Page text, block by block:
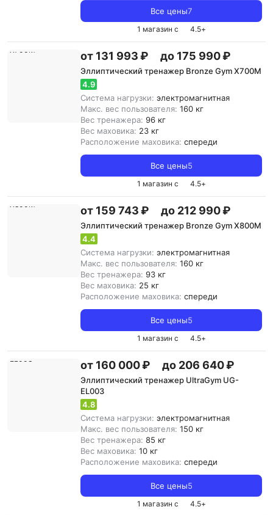
Все цены7
1 магазин с 4.5+
от 131 993 ₽ до 175 990 ₽
Эллиптический тренажер Bronze Gym X700M
4.9
Система нагрузки: электромагнитная
Макс. вес пользователя: 160 кг
Вес тренажера: 96 кг
Вес маховика: 23 кг
Расположение маховика: спереди
Все цены5
1 магазин с 4.5+
от 159 743 ₽ до 212 990 ₽
Эллиптический тренажер Bronze Gym X800M
4.4
Система нагрузки: электромагнитная
Макс. вес пользователя: 160 кг
Вес тренажера: 93 кг
Вес маховика: 25 кг
Расположение маховика: спереди
Все цены5
1 магазин с 4.5+
от 160 000 ₽ до 206 640 ₽
Эллиптический тренажер UltraGym UG-
EL003
4.8
Система нагрузки: электромагнитная
Макс. вес пользователя: 150 кг
Вес тренажера: 85 кг
Вес маховика: 10 кг
Расположение маховика: спереди
Все цены5
1 магазин с 4.5+